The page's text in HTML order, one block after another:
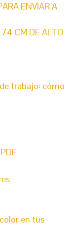
ENVIAR A
CM DE ALTO
trabajo: cómo
en tus